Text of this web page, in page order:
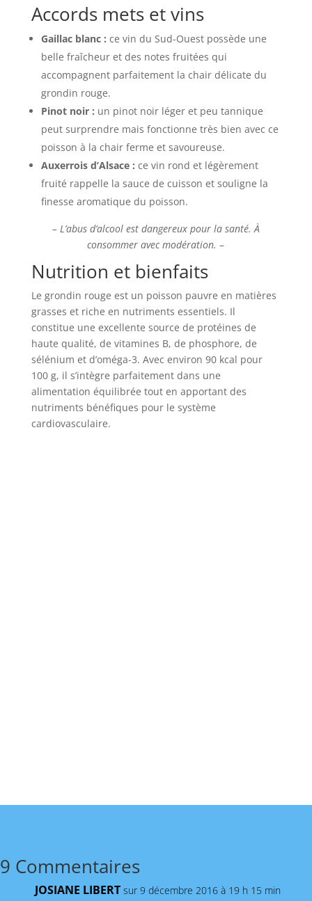
Accords mets et vins
Gaillac blanc : ce vin du Sud-Ouest possède une
belle fraîcheur et des notes fruitées qui
accompagnent parfaitement la chair délicate du
grondin rouge.
Pinot noir : un pinot noir léger et peu tannique
peut surprendre mais fonctionne très bien avec ce
poisson à la chair ferme et savoureuse.
Auxerrois d’Alsace : ce vin rond et légèrement
fruité rappelle la sauce de cuisson et souligne la
finesse aromatique du poisson.
– L’abus d’alcool est dangereux pour la santé. À
consommer avec modération. –
Nutrition et bienfaits
Le grondin rouge est un poisson pauvre en matières
grasses et riche en nutriments essentiels. Il
constitue une excellente source de protéines de
haute qualité, de vitamines B, de phosphore, de
sélénium et d’oméga-3. Avec environ 90 kcal pour
100 g, il s’intègre parfaitement dans une
alimentation équilibrée tout en apportant des
nutriments bénéfiques pour le système
cardiovasculaire.
9 Commentaires
JOSIANE LIBERT sur 9 décembre 2016 à 19 h 15 min